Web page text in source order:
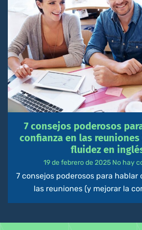
7 consejos poderosos
confianza en las
fluidez en
19 de febrero de 2025 No hay
7 consejos poderosos para hablar
las reuniones (y mejorar la